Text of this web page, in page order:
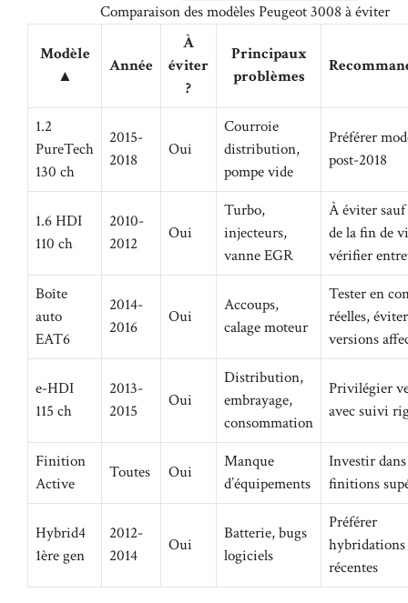
Comparaison des modèles Peugeot 3008 à éviter
Modèle
▲
Année
À
éviter
?
Principaux
problèmes
1.2
PureTech
130 ch
2015-
2018
Oui
Courroie
distribution,
pompe vide
Préférer
post-2018
1.6 HDI
110 ch
2010-
2012
Oui
Turbo,
injecteurs,
vanne EGR
À éviter
de la fin de
vérifier
Boîte
auto
EAT6
2014-
2016
Oui
Accoups,
calage moteur
Tester en
réelles, éviter
versions
e-HDI
115 ch
2013-
2015
Oui
Distribution,
embrayage,
consommation
Privilégier
avec suivi
Finition
Active
Toutes Oui
Manque
d’équipements
Investir dans
finitions
Hybrid4
1ère gen
2012-
2014
Oui
Batterie, bugs
logiciels
Préférer
hybridations
récentes